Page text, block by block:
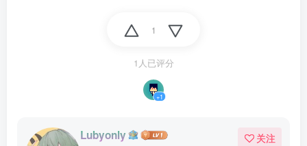
1
1人已评分
+1
Lubyonly 关注